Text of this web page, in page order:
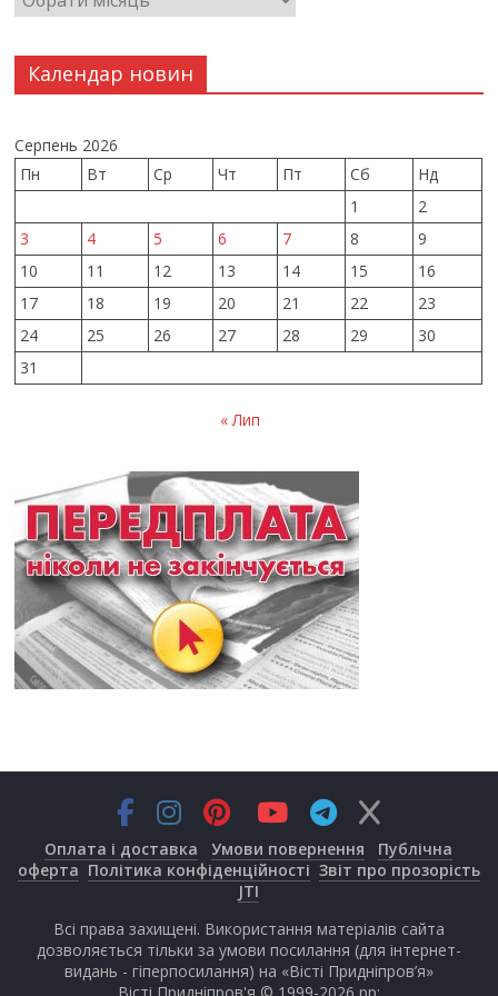
Календар новин
Серпень 2026
Пн
Вт Ср Чт Пт Сб
Нд
1
2
3
4 5 6 7 8
9
10
11 12 13 14 15
16
17
18 19 20 21 22
23
24
25 26 27 28 29
30
31
« Лип
Оплата і доставка Умови повернення
Публічна
оферта Політика конфіденційності Звіт про прозорість
JTI
Всі права захищені. Використання матеріалів сайта
дозволяється тільки за умови посилання (для інтернет-
видань - гіперпосилання) на «Вісті Придніпров’я»